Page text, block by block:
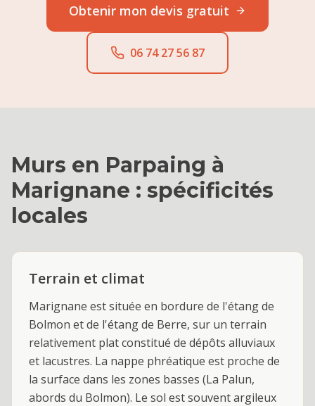
Obtenir mon devis gratuit
06 74 27 56 87
Murs en Parpaing à
Marignane : spécificités
locales
Terrain et climat
Marignane est située en bordure de l'étang de
Bolmon et de l'étang de Berre, sur un terrain
relativement plat constitué de dépôts alluviaux
et lacustres. La nappe phréatique est proche de
la surface dans les zones basses (La Palun,
abords du Bolmon). Le sol est souvent argileux